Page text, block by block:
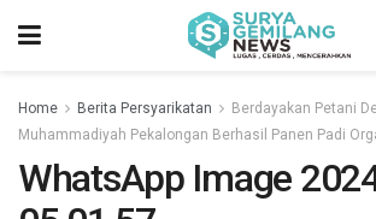
Home Berita Persyarikatan
Berdayakan Petani
Muhammadiyah Pekalongan Berhasil Panen Padi
WhatsApp Image